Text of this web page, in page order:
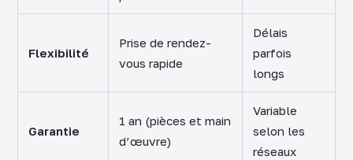
Flexibilité
Prise de rendez-
vous rapide
Délais
parfois
longs
Garantie
1 an (pièces et main
d’œuvre)
Variable
selon les
réseaux